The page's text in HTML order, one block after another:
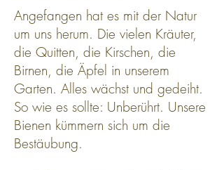
Angefangen hat es mit der Natur
um uns herum. Die vielen Kräuter,
die Quitten, die Kirschen, die
Birnen, die Äpfel in unserem
Garten. Alles wächst und gedeiht.
So wie es sollte: Unberührt. Unsere
Bienen kümmern sich um die
Bestäubung.